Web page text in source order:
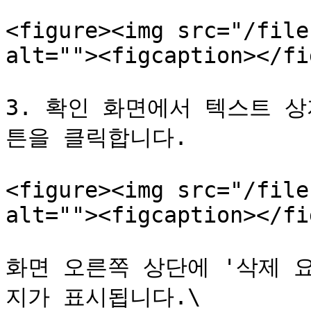
<figure><img src="/files/
alt=""><figcaption></
3. 확인 화면에서 텍스트 상
튼을 클릭합니다.
<figure><img src="/files/
alt=""><figcaption></
화면 오른쪽 상단에 '삭제
지가 표시됩니다.\